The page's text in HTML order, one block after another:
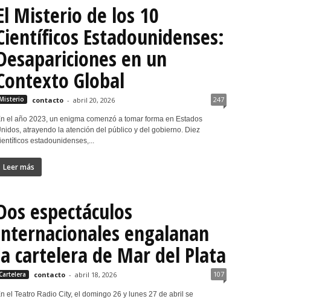
Misterio de los 10
Estadounidenses:
en un
Global
contacto - abril 20, 2026 247
el año 2023, un enigma comenzó a tomar forma en Estados
atrayendo la atención del público y del gobierno. Diez
estadounidenses,...
Leer más
espectáculos
engalanan
cartelera de Mar del Plata
contacto - abril 18, 2026 107
el Teatro Radio City, el domingo 26 y lunes 27 de abril se